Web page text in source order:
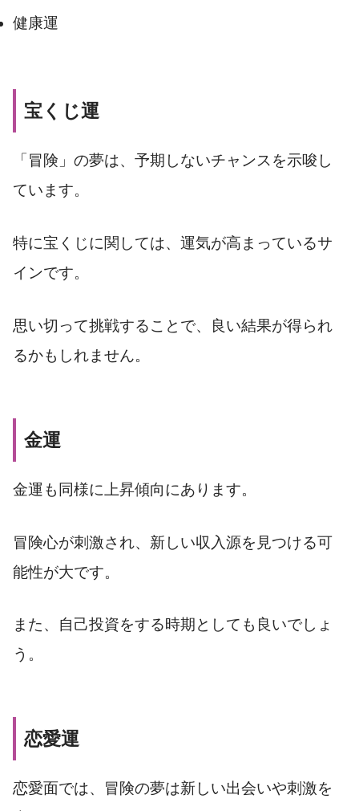
健康運
宝くじ運
「冒険」の夢は、予期しないチャンスを示唆し
ています。
特に宝くじに関しては、運気が高まっているサ
インです。
思い切って挑戦することで、良い結果が得られ
るかもしれません。
金運
金運も同様に上昇傾向にあります。
冒険心が刺激され、新しい収入源を見つける可
能性が大です。
また、自己投資をする時期としても良いでしょ
う。
恋愛運
恋愛面では、冒険の夢は新しい出会いや刺激を